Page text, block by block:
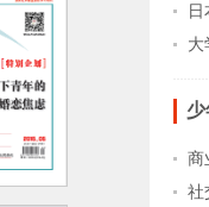
大
商
社